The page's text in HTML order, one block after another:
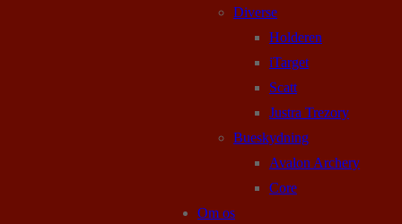
Diverse
Holderen
iTarget
Scatt
Justra Trezory
Bueskydning
Avalon Archery
Core
Om os